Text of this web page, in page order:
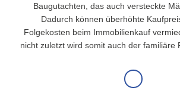
Baugutachten, das auch versteckte
Dadurch können überhöhte
Folgekosten beim Immobilienkauf
nicht zuletzt wird somit auch der familiäre